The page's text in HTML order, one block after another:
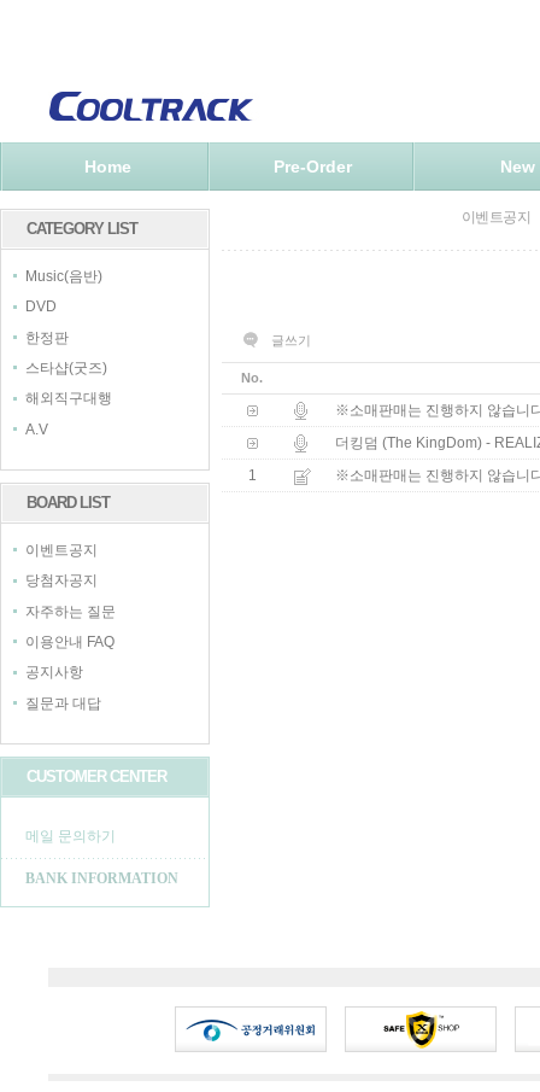
Home Pre-Order New
CATEGORY LIST
Music(음반)
DVD
한정판
스타샵(굿즈)
해외직구대행
A.V
BOARD LIST
이벤트공지
당첨자공지
자주하는 질문
이용안내 FAQ
공지사항
질문과 대답
CUSTOMER CENTER
메일 문의하기
BANK INFORMATION
이벤트공지
글쓰기
No.
※소매판매는 진행하지 않습니
더킹덤 (The KingDom) -
1
※소매판매는 진행하지 않습니